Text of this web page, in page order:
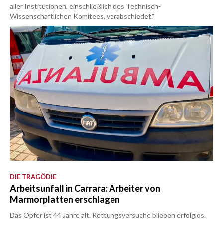
aller Institutionen, einschließlich des Technisch-
Wissenschaftlichen Komitees, verabschiedet.“
DIE TRAGÖDIE
Arbeitsunfall in Carrara: Arbeiter von
Marmorplatten erschlagen
Das Opfer ist 44 Jahre alt. Rettungsversuche blieben erfolglos.